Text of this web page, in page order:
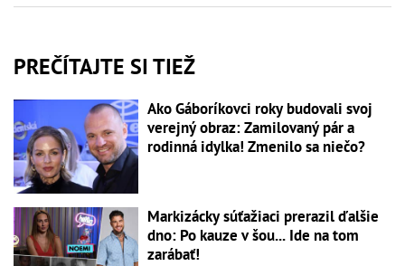
PREČÍTAJTE SI TIEŽ
Ako Gáboríkovci roky budovali svoj
verejný obraz: Zamilovaný pár a
rodinná idylka! Zmenilo sa niečo?
Markizácky súťažiaci prerazil ďalšie
dno: Po kauze v šou... Ide na tom
zarábať!